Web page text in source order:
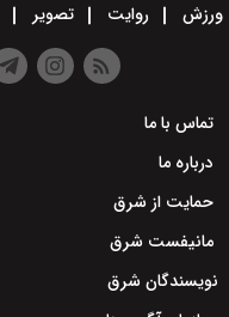
ورزش
روایت تصویر
تماس با ما
درباره ما
حمایت از شرق
مانیفست شرق
نویسندگان شرق